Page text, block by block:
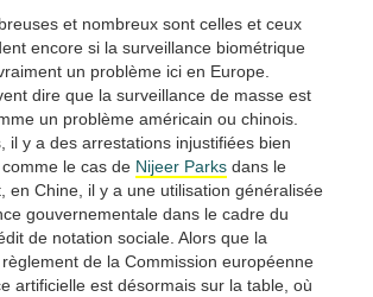
et nombreux sont celles et ceux
encore si la surveillance biométrique
un problème ici en Europe.
dire que la surveillance de masse est
un problème américain ou chinois.
il y a des arrestations injustifiées bien
le cas de Nijeer Parks dans le
en Chine, il y a une utilisation généralisée
gouvernementale dans le cadre du
de notation sociale. Alors que la
de la Commission européenne
artificielle est désormais sur la table, où